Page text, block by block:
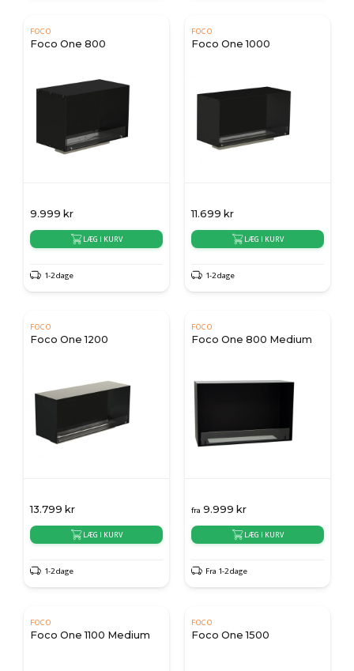
FOCO
Foco One 800
9.999 kr
LÆG I KURV
1-2 dage
FOCO
Foco One 1000
11.699 kr
LÆG I KURV
1-2 dage
FOCO
Foco One 1200
13.799 kr
LÆG I KURV
1-2 dage
FOCO
Foco One 800 Medium
fra 9.999 kr
LÆG I KURV
Fra 1-2 dage
FOCO
Foco One 1100 Medium
FOCO
Foco One 1500